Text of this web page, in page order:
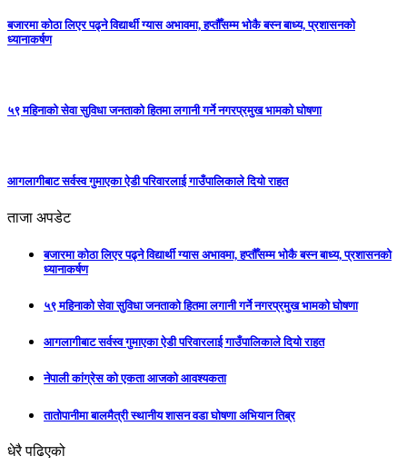
बजारमा कोठा लिएर पढ्ने विद्यार्थी ग्यास अभावमा, हप्तौँसम्म भोकै बस्न बाध्य, प्रशासनको
ध्यानाकर्षण
५९ महिनाको सेवा सुविधा जनताको हितमा लगानी गर्ने नगरप्रमुख भामको घोषणा
आगलागीबाट सर्वस्व गुमाएका ऐडी परिवारलाई गाउँपालिकाले दियो राहत
ताजा अपडेट
बजारमा कोठा लिएर पढ्ने विद्यार्थी ग्यास अभावमा, हप्तौँसम्म भोकै बस्न बाध्य, प्रशासनको
ध्यानाकर्षण
५९ महिनाको सेवा सुविधा जनताको हितमा लगानी गर्ने नगरप्रमुख भामको घोषणा
आगलागीबाट सर्वस्व गुमाएका ऐडी परिवारलाई गाउँपालिकाले दियो राहत
नेपाली कांग्रेस को एकता आजको आवश्यकता
तातोपानीमा बालमैत्री स्थानीय शासन वडा घोषणा अभियान तिब्र
धेरै पढिएको